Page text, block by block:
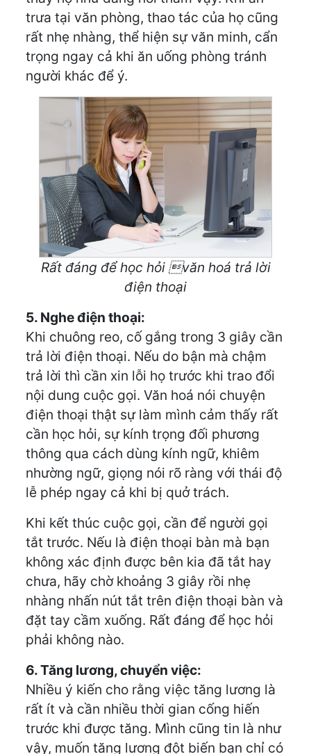
trưa tại văn phòng, thao tác của họ cũng
rất nhẹ nhàng, thể hiện sự văn minh, cẩn
trọng ngay cả khi ăn uống phòng tránh
người khác để ý.
Rất đáng để học hỏi văn hoá trả lời
điện thoại
5. Nghe điện thoại:
Khi chuông reo, cố gắng trong 3 giây cần
trả lời điện thoại. Nếu do bận mà chậm
trả lời thì cần xin lỗi họ trước khi trao đổi
nội dung cuộc gọi. Văn hoá nói chuyện
điện thoại thật sự làm mình cảm thấy rất
cần học hỏi, sự kính trọng đối phương
thông qua cách dùng kính ngữ, khiêm
nhường ngữ, giọng nói rõ ràng với thái độ
lễ phép ngay cả khi bị quở trách.
Khi kết thúc cuộc gọi, cần để người gọi
tắt trước. Nếu là điện thoại bàn mà bạn
không xác định được bên kia đã tắt hay
chưa, hãy chờ khoảng 3 giây rồi nhẹ
nhàng nhấn nút tắt trên điện thoại bàn và
đặt tay cầm xuống. Rất đáng để học hỏi
phải không nào.
6. Tăng lương, chuyển việc:
Nhiều ý kiến cho rằng việc tăng lương là
rất ít và cần nhiều thời gian cống hiến
trước khi được tăng. Mình cũng tin là như
vậy, muốn tăng lương đột biến bạn chỉ có